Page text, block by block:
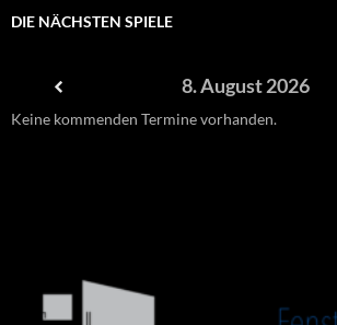
DIE NÄCHSTEN SPIELE
8. August 2026
Keine kommenden Termine vorhanden.